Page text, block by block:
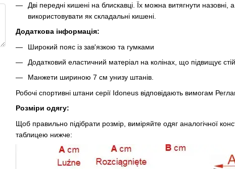
Дві передні кишені на блискавці. Їх можна витягнути
використовувати як складальні кишені.
Додаткова інформація:
Широкий пояс із зав'язкою та гумками
Додатковий еластичний матеріал на колінах, що підвищує
Манжети шириною 7 см унизу штанів.
Робочі спортивні штани серії Idoneus відповідають вимогам
Розміри одягу:
Щоб правильно підібрати розмір, виміряйте одяг аналогічної
таблицею нижче: